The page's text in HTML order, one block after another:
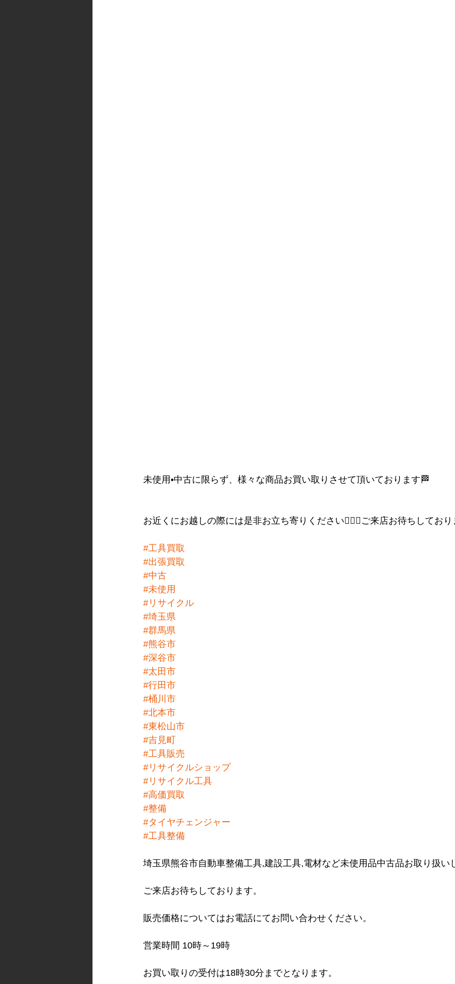
未使用•中古に限らず、様々な商品お買い取りさせて頂いております🏁
お近くにお越しの際には是非お立ち寄りください💁🏻‍♀️ご来店お待ちしてお
#工具買取
#出張買取
#中古
#未使用
#リサイクル
#埼玉県
#群馬県
#熊谷市
#深谷市
#太田市
#行田市
#桶川市
#北本市
#東松山市
#吉見町
#工具販売
#リサイクルショップ
#リサイクル工具
#高価買取
#整備
#タイヤチェンジャー
#工具整備
埼玉県熊谷市自動車整備工具,建設工具,電材など未使用品中古品お取り扱い
ご来店お待ちしております。
販売価格についてはお電話にてお問い合わせください。
営業時間 10時～19時
お買い取りの受付は18時30分までとなります。